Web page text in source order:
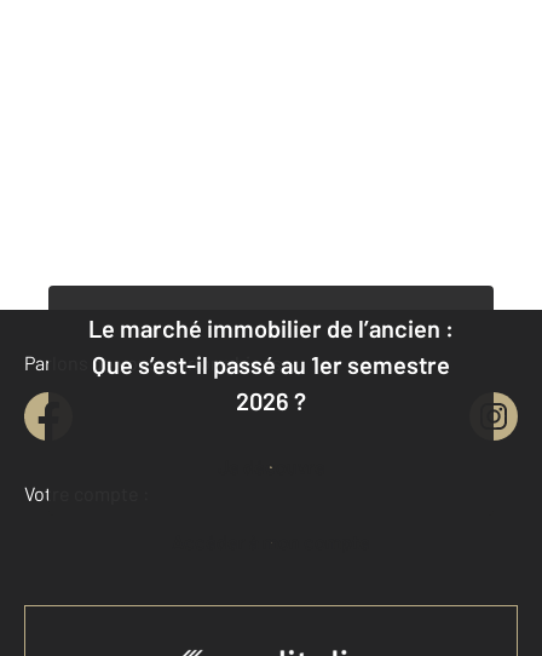
Le marché immobilier de l’ancien :
Que s’est-il passé au 1er semestre
2026 ?
Je découvre
Parlons de vous, parlons biens
Votre compte :
Accéder à mon compte